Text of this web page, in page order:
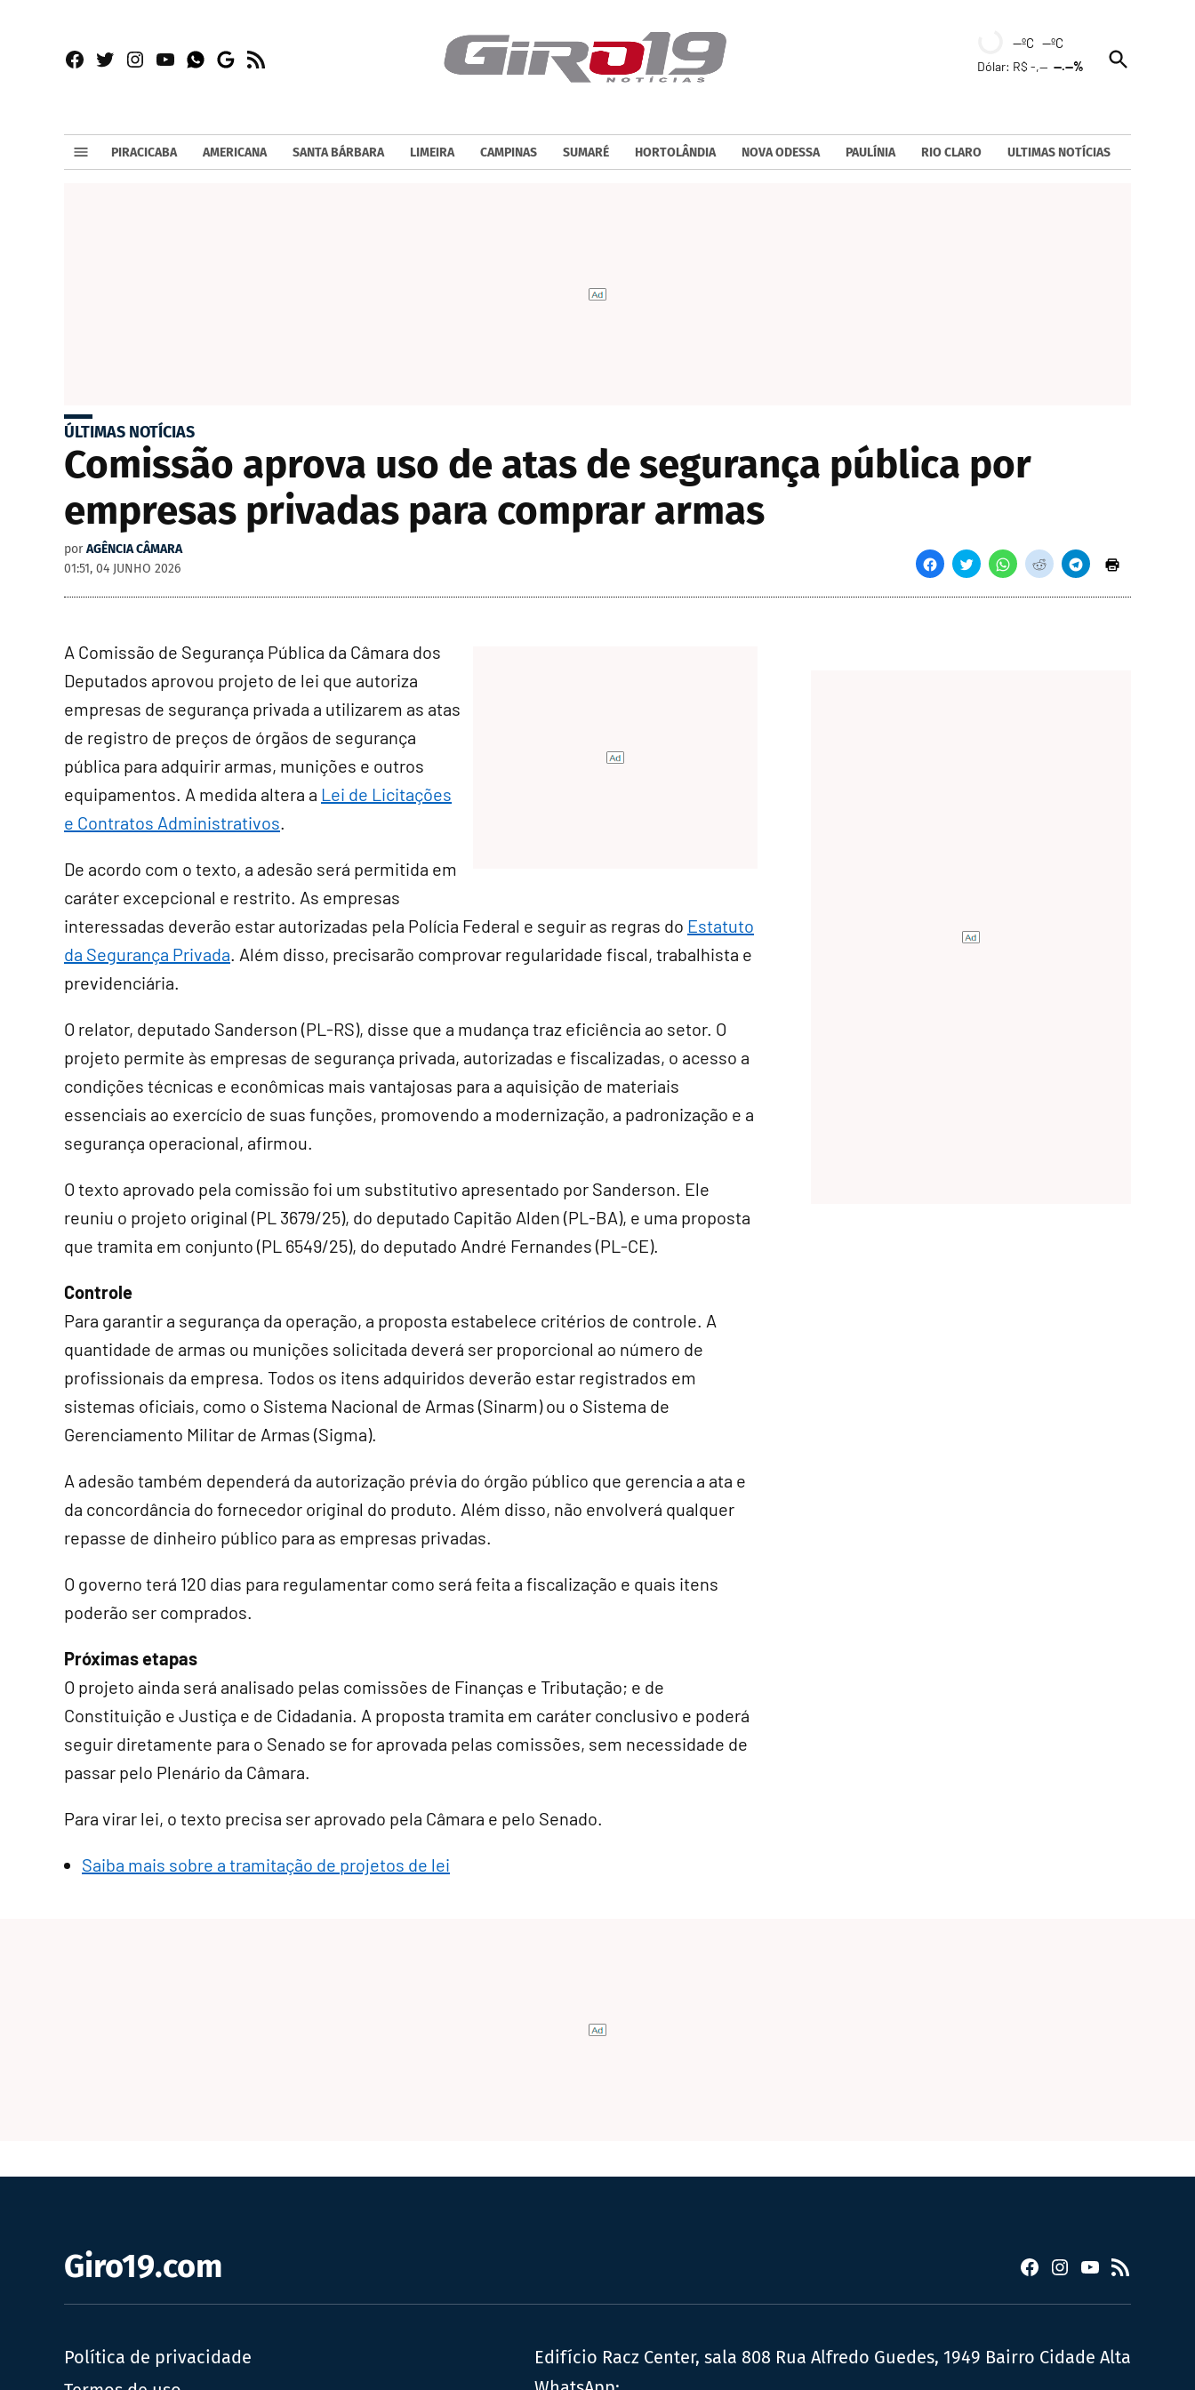
Facebook
TwitterInstagram
YouTubeWhatsapp
Google
RSS
--ºC --ºC
Dólar: R$ -,----.--%
Open
Search
PIRACICABA AMERICANA SANTA BÁRBARA LIMEIRA CAMPINAS SUMARÉ HORTOLÂNDIA NOVA ODESSA PAULÍNIA RIO CLARO ULTIMAS NOTÍCIAS
ÚLTIMAS NOTÍCIAS
Comissão aprova uso de atas de segurança pública por
empresas privadas para comprar armas
por AGÊNCIA CÂMARA
01:51, 04 JUNHO 2026
A Comissão de Segurança Pública da Câmara dos
Deputados aprovou projeto de lei que autoriza
empresas de segurança privada a utilizarem as atas
de registro de preços de órgãos de segurança
pública para adquirir armas, munições e outros
equipamentos. A medida altera a Lei de Licitações
e Contratos Administrativos.
De acordo com o texto, a adesão será permitida em
caráter excepcional e restrito. As empresas
interessadas deverão estar autorizadas pela Polícia Federal e seguir as regras do Estatuto
da Segurança Privada. Além disso, precisarão comprovar regularidade fiscal, trabalhista e
previdenciária.
O relator, deputado Sanderson (PL-RS), disse que a mudança traz eficiência ao setor. O
projeto permite às empresas de segurança privada, autorizadas e fiscalizadas, o acesso a
condições técnicas e econômicas mais vantajosas para a aquisição de materiais
essenciais ao exercício de suas funções, promovendo a modernização, a padronização e a
segurança operacional, afirmou.
O texto aprovado pela comissão foi um substitutivo apresentado por Sanderson. Ele
reuniu o projeto original (PL 3679/25), do deputado Capitão Alden (PL-BA), e uma proposta
que tramita em conjunto (PL 6549/25), do deputado André Fernandes (PL-CE).
Controle
Para garantir a segurança da operação, a proposta estabelece critérios de controle. A
quantidade de armas ou munições solicitada deverá ser proporcional ao número de
profissionais da empresa. Todos os itens adquiridos deverão estar registrados em
sistemas oficiais, como o Sistema Nacional de Armas (Sinarm) ou o Sistema de
Gerenciamento Militar de Armas (Sigma).
A adesão também dependerá da autorização prévia do órgão público que gerencia a ata e
da concordância do fornecedor original do produto. Além disso, não envolverá qualquer
repasse de dinheiro público para as empresas privadas.
O governo terá 120 dias para regulamentar como será feita a fiscalização e quais itens
poderão ser comprados.
Próximas etapas
O projeto ainda será analisado pelas comissões de Finanças e Tributação; e de
Constituição e Justiça e de Cidadania. A proposta tramita em caráter conclusivo e poderá
seguir diretamente para o Senado se for aprovada pelas comissões, sem necessidade de
passar pelo Plenário da Câmara.
Para virar lei, o texto precisa ser aprovado pela Câmara e pelo Senado.
Saiba mais sobre a tramitação de projetos de lei
Giro19.com Facebook
Instagram
YouTube
RSS
Política de privacidade
Edifício Racz Center, sala 808 Rua Alfredo Guedes, 1949 Bairro Cidade Alta